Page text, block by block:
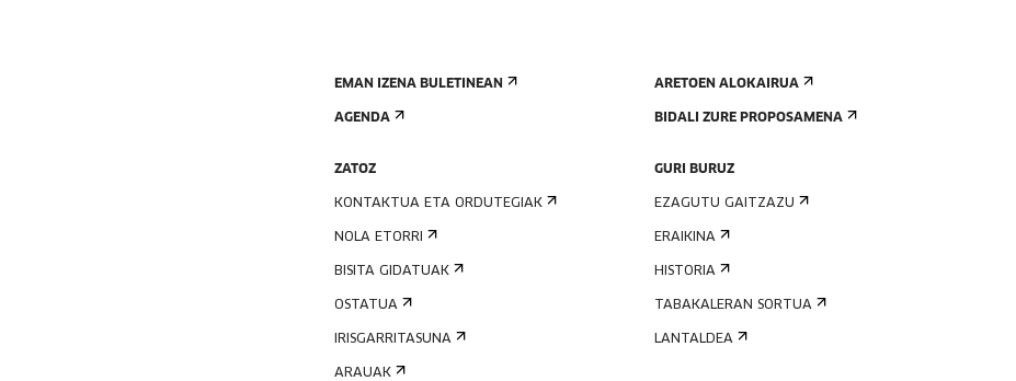
EMAN IZENA BULETINEAN
AGENDA
ZATOZ
KONTAKTUA ETA ORDUTEGIAK
NOLA ETORRI
BISITA GIDATUAK
OSTATUA
IRISGARRITASUNA
ARAUAK
ARETOEN ALOKAIRUA
BIDALI ZURE PROPOSAMENA
GURI BURUZ
EZAGUTU GAITZAZU
ERAIKINA
HISTORIA
TABAKALERAN SORTUA
LANTALDEA